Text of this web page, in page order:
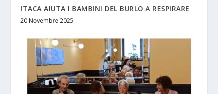
ITACA AIUTA I BAMBINI DEL BURLO A RESPIRARE
20 Novembre 2025